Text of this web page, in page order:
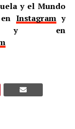
y el Mundo
Instagramy
en